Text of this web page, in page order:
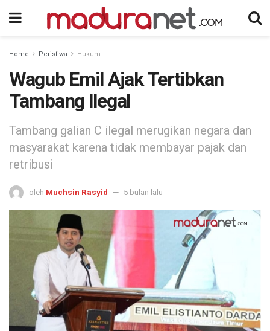
Home Peristiwa Hukum
Wagub Emil Ajak Tertibkan
Tambang Ilegal
Tambang galian C ilegal merugikan negara dan
masyarakat karena tidak membayar pajak dan
retribusi
oleh Muchsin Rasyid 5 bulan lalu